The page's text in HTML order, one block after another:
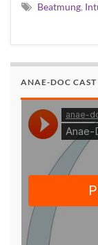
Beatmung,
ANAE-DOC